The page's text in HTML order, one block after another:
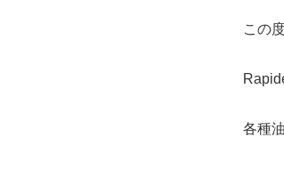
この
各種